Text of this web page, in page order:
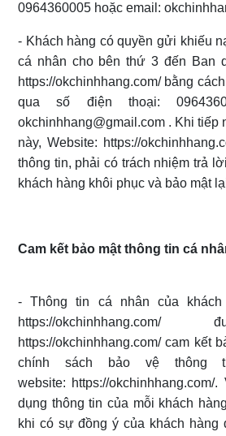
0964360005 hoặc email:
- Khách hàng có quyền gửi khiếu
cá nhân cho bên thứ 3 đến Ban
https://okchinhhang.com/ bằng
qua số điện thoại:
okchinhhang@gmail.com . Khi tiếp
này, Website: https://
thông tin, phải có trách nhiệm trả
khách hàng khôi phục và bảo mật
Cam kết bảo mật thông tin cá
- Thông tin cá nhân của khách
https://
https://okchinhhang.com/ cam kết
chính sách bảo vệ thông
website: https://
dụng thông tin của mỗi khách
khi có sự đồng ý của khách